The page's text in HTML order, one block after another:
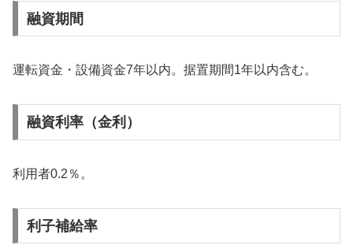
融資期間
運転資金・設備資金7年以内。据置期間1年以内含む。
融資利率（金利）
利用者0.2％。
利子補給率